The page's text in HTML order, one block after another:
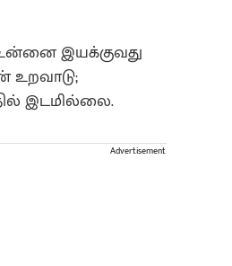
இயக்குவது
உறவாடு;
இடமில்லை.
Advertisement